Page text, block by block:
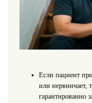
Если пациент
или нервничает,
гарантированно